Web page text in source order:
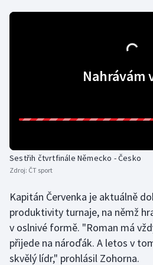
Nahrávám
Sestřih čtvrtfinále Německo - Česko
Zdroj: ČT sport
Kapitán Červenka je aktuálně
produktivity turnaje, na němž
v oslnivé formě. "Roman má
přijede na nároďák. A letos v
skvělý lídr," prohlásil Zohorna.